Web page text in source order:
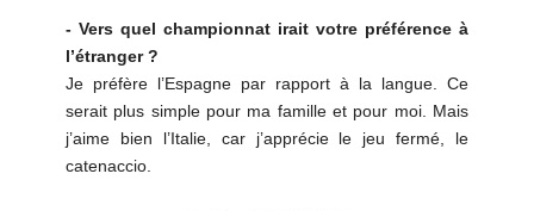
- Vers quel championnat irait votre préférence à
l’étranger ?
Je préfère l’Espagne par rapport à la langue. Ce
serait plus simple pour ma famille et pour moi. Mais
j’aime bien l’Italie, car j’apprécie le jeu fermé, le
catenaccio.